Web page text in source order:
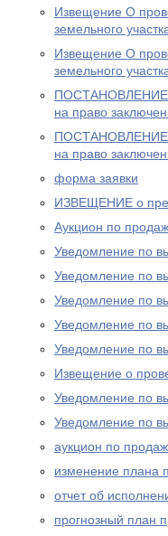
Извещение О
земельного
Извещение О
земельного
ПОСТАНОВЛЕНИЕ
на право
ПОСТАНОВЛЕНИЕ
на право
форма заявки
ИЗВЕЩЕНИЕ о
Аукцион по
Уведомление по
Уведомление по
Уведомление по
Уведомление по
Уведомление по
Извещение о
Уведомление по
Уведомление по
аукцион по
изменение плана
отчет об
прогнозный план